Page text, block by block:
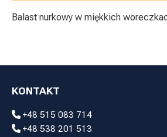
Balast nurkowy w miękkich
Balast miękki 2
kg
KONTAKT
+48 515 083 714
+48 538 201 513